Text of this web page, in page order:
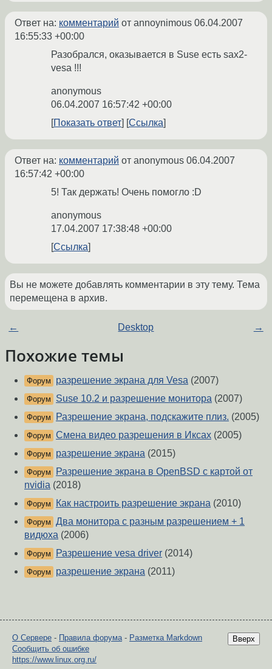
Ответ на: комментарий от annoynimous 06.04.2007
16:55:33 +00:00
Разобрался, оказывается в Suse есть sax2-
vesa !!!
anonymous
06.04.2007 16:57:42 +00:00
Показать ответ
Ссылка
Ответ на: комментарий от anonymous 06.04.2007
16:57:42 +00:00
5! Так держать! Очень помогло :D
anonymous
17.04.2007 17:38:48 +00:00
Ссылка
Вы не можете добавлять комментарии в эту тему. Тема
перемещена в архив.
← Desktop →
Похожие темы
Форум разрешение экрана для Vesa (2007)
Форум Suse 10.2 и разрешение монитора (2007)
Форум Разрешение экрана, подскажите плиз. (2005)
Форум Смена видео разрешения в Иксах (2005)
Форум разрешение экрана (2015)
Форум
Разрешение экрана в OpenBSD с картой от
nvidia (2018)
Форум Как настроить разрешение экрана (2010)
Форум Два монитора с разным разрешением + 1
видюха (2006)
Форум Разрешение vesa driver (2014)
Форум разрешение экрана (2011)
Вверх
О Сервере - Правила форума- Разметка Markdown
Сообщить об ошибке
https://www.linux.org.ru/